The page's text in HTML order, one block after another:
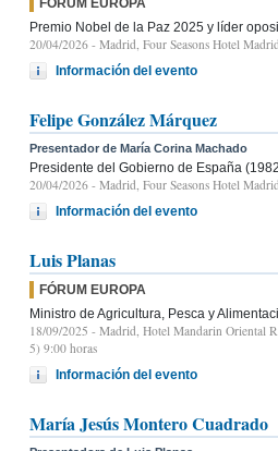
FÓRUM EUROPA
Premio Nobel de la Paz 2025 y líder
20/04/2026 - Madrid, Four Seasons Hotel
Información del evento
Felipe González Márquez
Presentador de María Corina Machado
Presidente del Gobierno de España
20/04/2026 - Madrid, Four Seasons Hotel
Información del evento
Luis Planas
FÓRUM EUROPA
Ministro de Agricultura, Pesca y
18/09/2025 - Madrid, Hotel Mandarin Oriental
5) 9:00 horas
Información del evento
María Jesús Montero Cuadrado